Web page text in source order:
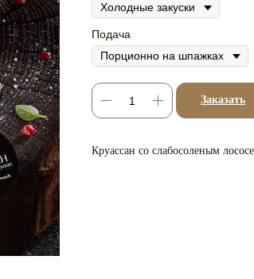
Подача
Заказать
Круассан со слабосоленым